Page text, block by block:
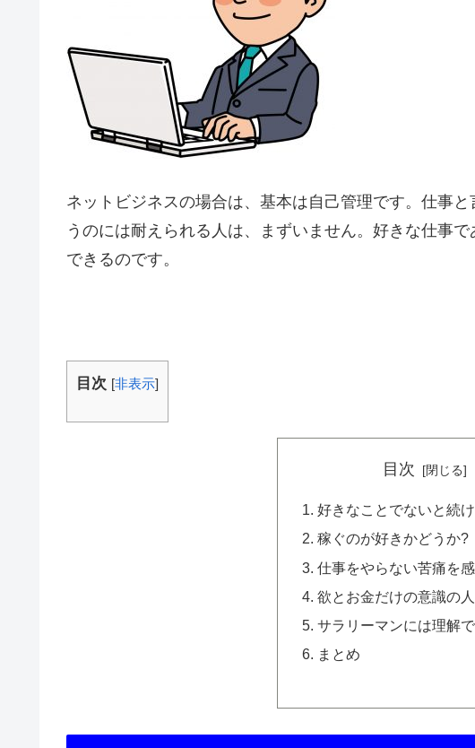
ネットビジネスの場合は、基本は自己管理です。仕事
うのには耐えられる人は、まずいません。好きな仕事
できるのです。
目次 [非表示]
目次
好きなことでないと続
稼ぐのが好きかどうか?
仕事をやらない苦痛を
欲とお金だけの意識の
サラリーマンには理解
まとめ